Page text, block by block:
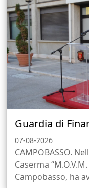
Guardia di
07-08-2026
CAMPOBASSO.
Caserma
Campobasso, ha